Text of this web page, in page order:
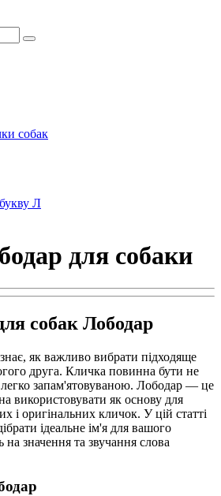
собак
Л
для собаки
собак Лободар
як важливо вибрати підходяще
друга. Кличка повинна бути не
запам'ятовуваною. Лободар — це
використовувати як основу для
і оригінальних кличок. У цій статті
ідеальне ім'я для вашого
значення та звучання слова